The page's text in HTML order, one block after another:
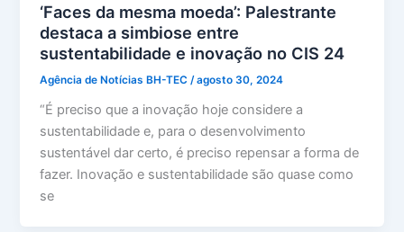
‘Faces da mesma moeda’: Palestrante
destaca a simbiose entre
sustentabilidade e inovação no CIS 24
Agência de Notícias BH-TEC/agosto 30, 2024
“É preciso que a inovação hoje considere a
sustentabilidade e, para o desenvolvimento
sustentável dar certo, é preciso repensar a forma de
fazer. Inovação e sustentabilidade são quase como
se